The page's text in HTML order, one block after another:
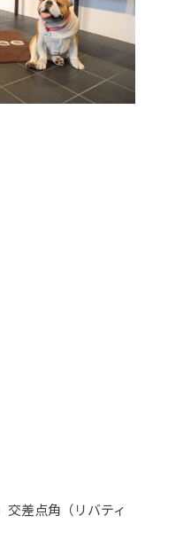
交差点角（リバティ